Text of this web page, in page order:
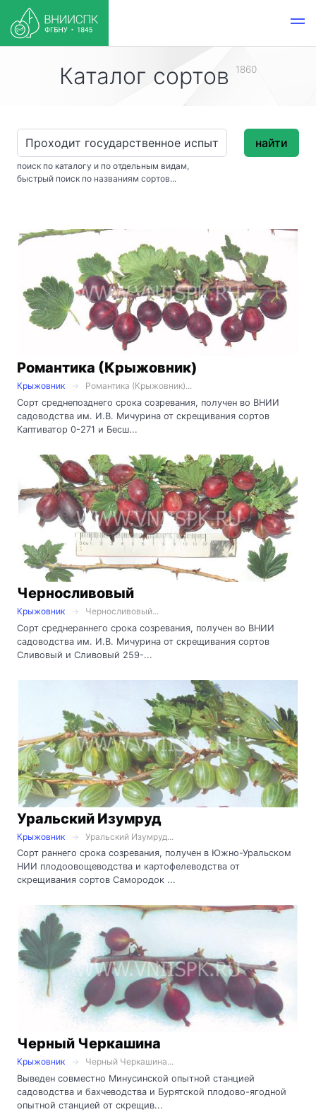
Каталог сортов 1860
поиск по каталогу и по отдельным видам,
быстрый поиск по названиям сортов...
найти
Романтика (Крыжовник)
Крыжовник
Романтика (Крыжовник)...
Сорт среднепозднего срока созревания, получен во ВНИИ
садоводства им. И.В. Мичурина от скрещивания сортов
Каптиватор 0-271 и Бесш...
Черносливовый
Крыжовник
Черносливовый...
Сорт среднераннего срока созревания, получен во ВНИИ
садоводства им. И.В. Мичурина от скрещивания сортов
Сливовый и Сливовый 259-...
Уральский Изумруд
Крыжовник
Уральский Изумруд...
Сорт раннего срока созревания, получен в Южно-Уральском
НИИ плодоовощеводства и картофелеводства от
скрещивания сортов Самородок ...
Черный Черкашина
Крыжовник
Черный Черкашина...
Выведен совместно Минусинской опытной станцией
садоводства и бахчеводства и Бурятской плодово-ягодной
опытной станцией от скрещив...